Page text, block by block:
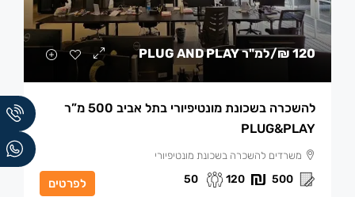
120 ₪ /למ"ר PLUG AND PLAY
להשכרה בשכונת מונטיפיורי בתל אביב 500 מ”ר
PLUG&PLAY
משרדים להשכרה בשכונת מונטיפיורי
500
120
50 לפרטים